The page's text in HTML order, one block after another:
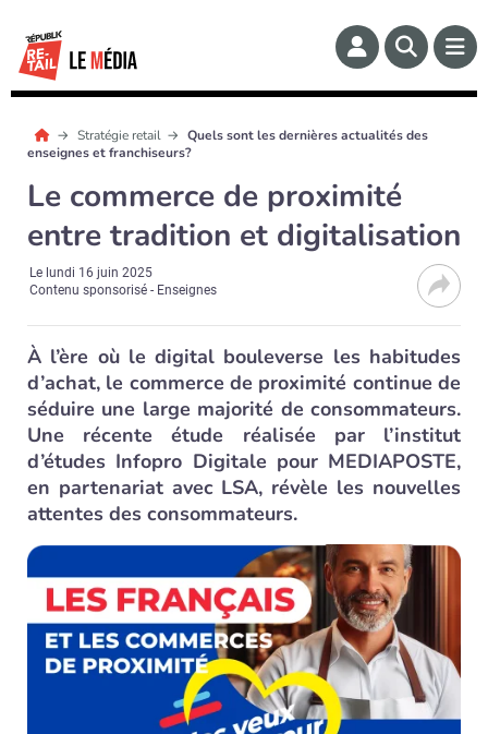
Stratégie retail
Quels sont les dernières actualités des
enseignes et franchiseurs?
Le commerce de proximité
entre tradition et digitalisation
Le lundi 16 juin 2025
Contenu sponsorisé - Enseignes
À l’ère où le digital bouleverse les habitudes
d’achat, le commerce de proximité continue de
séduire une large majorité de consommateurs.
Une récente étude réalisée par l’institut
d’études Infopro Digitale pour MEDIAPOSTE,
en partenariat avec LSA, révèle les nouvelles
attentes des consommateurs.